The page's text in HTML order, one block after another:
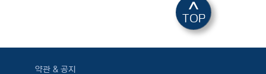
약관 & 공지
^
TOP